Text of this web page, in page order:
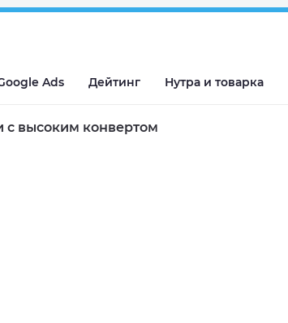
Ads Дейтинг Нутра и товарка
высоким конвертом